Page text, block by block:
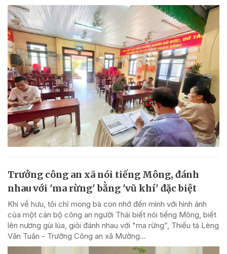
Trưởng công an xã nói tiếng Mông, đánh
nhau với 'ma rừng' bằng 'vũ khí' đặc biệt
Khi về hưu, tôi chỉ mong bà con nhớ đến mình với hình ảnh
của một cán bộ công an người Thái biết nói tiếng Mông, biết
lên nương gùi lúa, giỏi đánh nhau với "ma rừng”, Thiếu tá Lèng
Văn Tuân - Trưởng Công an xã Mường...